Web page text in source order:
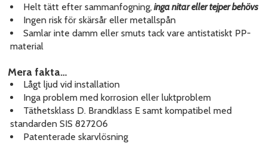
Helt tätt efter sammanfogning,inga nitar eller tejper behövs
Ingen risk för skärsår eller metallspån
Samlar inte damm eller smuts tack vare antistatiskt PP-
material
Mera fakta…
Lågt ljud vid installation
Inga problem med korrosion eller luktproblem
Täthetsklass D. Brandklass E samt kompatibel med
standarden SIS 827206
Patenterade skarvlösning